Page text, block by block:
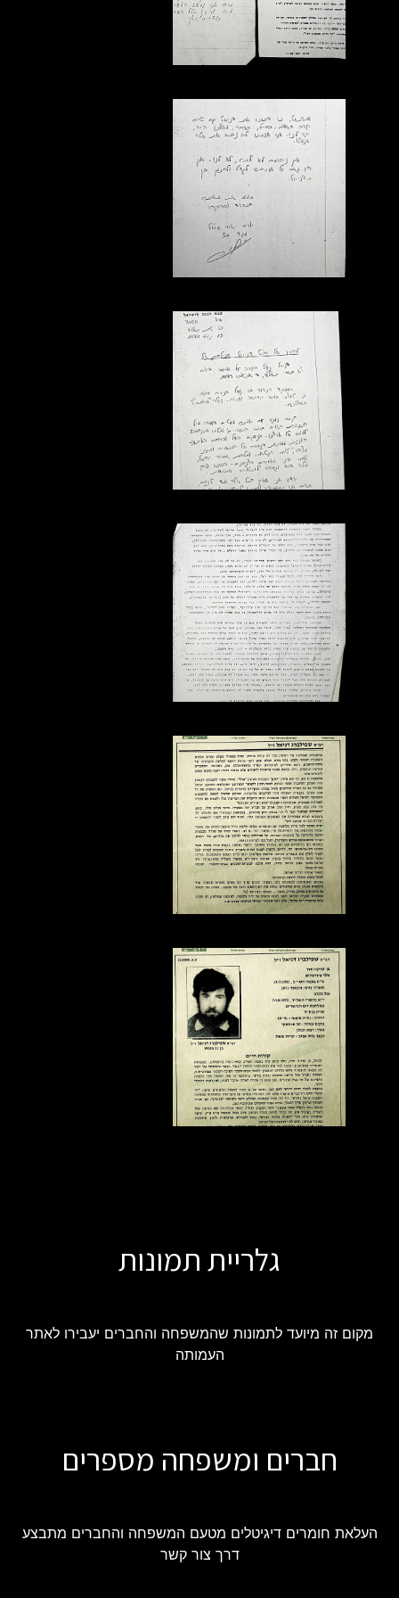
גלריית תמונות
מקום זה מיועד לתמונות שהמשפחה והחברים יעבירו לאתר
העמותה
חברים ומשפחה מספרים
העלאת חומרים דיגיטלים מטעם המשפחה והחברים מתבצע
דרך צור קשר